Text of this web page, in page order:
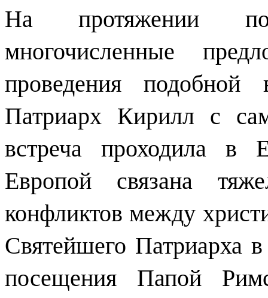
На протяжении
многочисленные
проведения подобной
Патриарх Кирилл с
встреча проходила в
Европой связана
конфликтов между
Святейшего Патриарха
посещения Папой